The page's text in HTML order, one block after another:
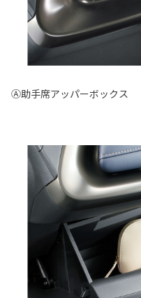
Ⓐ助手席アッパーボックス